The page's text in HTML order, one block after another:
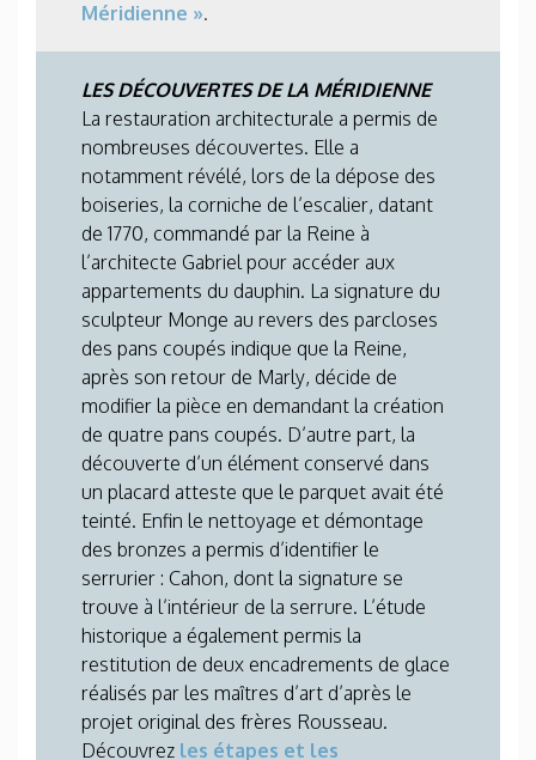
Méridienne ».
LES DÉCOUVERTES DE LA MÉRIDIENNE
La restauration architecturale a permis de
nombreuses découvertes. Elle a
notamment révélé, lors de la dépose des
boiseries, la corniche de l’escalier, datant
de 1770, commandé par la Reine à
l’architecte Gabriel pour accéder aux
appartements du dauphin. La signature du
sculpteur Monge au revers des parcloses
des pans coupés indique que la Reine,
après son retour de Marly, décide de
modifier la pièce en demandant la création
de quatre pans coupés. D’autre part, la
découverte d’un élément conservé dans
un placard atteste que le parquet avait été
teinté. Enfin le nettoyage et démontage
des bronzes a permis d’identifier le
serrurier : Cahon, dont la signature se
trouve à l’intérieur de la serrure. L’étude
historique a également permis la
restitution de deux encadrements de glace
réalisés par les maîtres d’art d’après le
projet original des frères Rousseau.
Découvrez les étapes et les